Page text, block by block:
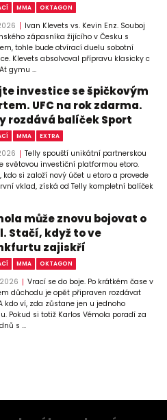
MMA OKTAGON
Ivan Klevets vs. Kevin Enz. Souboj
zápasníka žijícího v Česku s
tohle bude otvírací duelu sobotní
Klevets absolvoval přípravu klasicky c
gymu ...
investice se špičkovým
UFC na rok zdarma.
rozdává balíček Sport
MMA EXTRA
Telly spouští unikátní partnerskou
světovou investiční platformou etoro.
kdo si založí nový účet u etoro a provede
vklad, získá od Telly kompletní balíček
může znovu bojovat o
Stačí, když to ve
zajiskří
MMA OKTAGON
Vrací se do boje. Po krátkém čase v
důchodu je opět připraven rozdávat
kdo ví, zda zůstane jen u jednoho
Pokud si totiž Karlos Vémola poradí za
s ...